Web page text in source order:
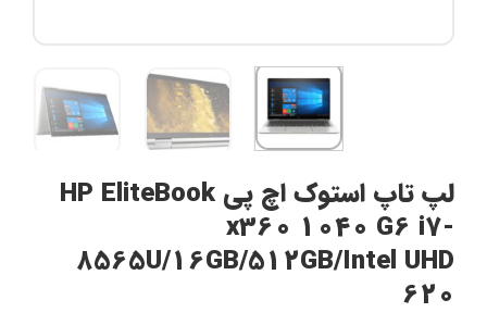
لپ تاپ استوک اچ پی HP EliteBook
x360 1040 G6 i7-
8565U/16GB/512GB/Intel UHD
620